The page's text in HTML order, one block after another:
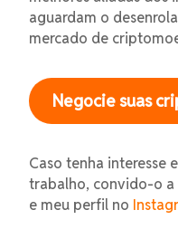
aguardam o
mercado de
Negocie suas
Caso tenha interesse
trabalho, convido-o a
e meu perfil no